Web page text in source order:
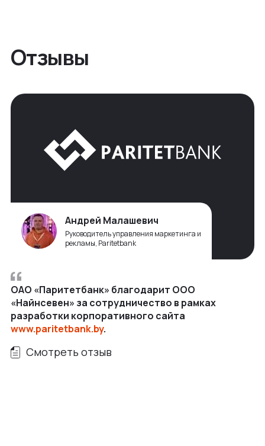
Отзывы
Андрей Малашевич
Руководитель управления маркетинга и
рекламы, Paritetbank
ОАО «Паритетбанк» благодарит ООО
«Найнсевен» за сотрудничество в рамках
разработки корпоративного сайта
www.paritetbank.by.
Смотреть отзыв